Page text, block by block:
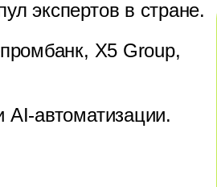
экспертов в стране.
X5 Group,
AI-автоматизации.